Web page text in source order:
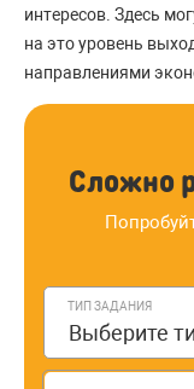
интересов. Здесь
на это уровень
направлениями
Сложно
ТИП ЗАДАНИЯ
Выберите